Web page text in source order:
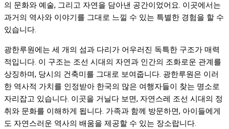
의 문화와 예술, 그리고 자연을 담아낸 공간이었어요. 이곳에서는
과거의 역사와 이야기를 그대로 느낄 수 있는 특별한 경험을 할 수
있습니다.
광한루원에는 세 개의 섬과 다리가 어우러진 독특한 구조가 매력
적입니다. 이 구조는 조선 시대의 자연과 인간의 조화로운 관계를
상징하며, 당시의 건축미를 그대로 보여줍니다. 광한루원은 이러
한 역사적 가치를 인정받아 한국의 많은 여행자들이 찾는 명소로
자리잡고 있습니다. 이곳을 거닐다 보면, 자연스레 조선 시대의 정
취와 문화를 이해하게 됩니다. 가족과 함께 방문하면, 아이들에게
도 자연스러운 역사의 배움을 제공할 수 있는 장소랍니다.